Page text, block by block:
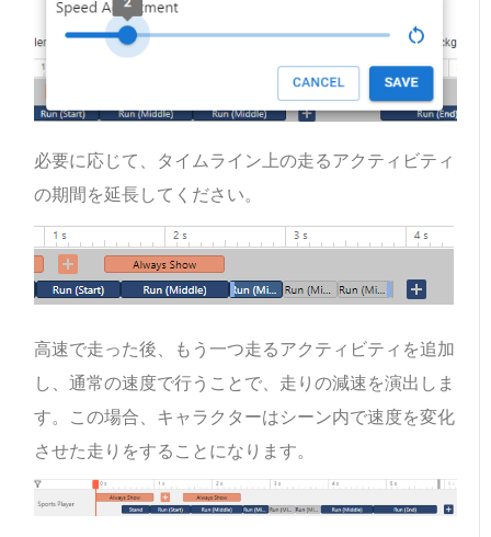
必要に応じて、タイムライン上の走るアクティビティ
の期間を延長してください。
高速で走った後、もう一つ走るアクティビティを追加
し、通常の速度で行うことで、走りの減速を演出しま
す。この場合、キャラクターはシーン内で速度を変化
させた走りをすることになります。